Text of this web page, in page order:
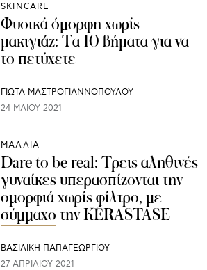
SKINCARE
Φυσικά όμορφη χωρίς
μακιγιάζ: Τα 10 βήματα για να
το πετύχετε
ΓΙΩΤΑ ΜΑΣΤΡΟΓΙΑΝΝΟΠΟΥΛΟΥ
24 ΜΑΪ́ΟΥ 2021
ΜΑΛΛΙΑ
Dare to be real: Τρεις αληθινές
γυναίκες υπερασπίζονται την
ομορφιά χωρίς φίλτρο, με
σύμμαχο την KÉRASTASE
ΒΑΣΙΛΙΚΗ ΠΑΠΑΓΕΩΡΓΙΟΥ
27 ΑΠΡΙΛΊΟΥ 2021